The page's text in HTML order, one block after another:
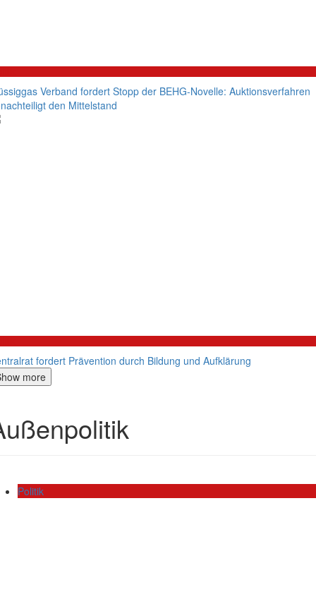
Verband fordert Stopp der BEHG-Novelle: Auktionsverfahren
den Mittelstand
fordert Prävention durch Bildung und Aufklärung
more
Politik